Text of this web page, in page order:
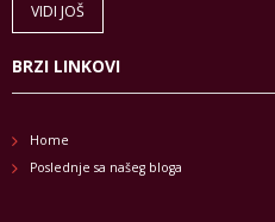
VIDI JOŠ
BRZI LINKOVI
Home
Poslednje sa našeg bloga